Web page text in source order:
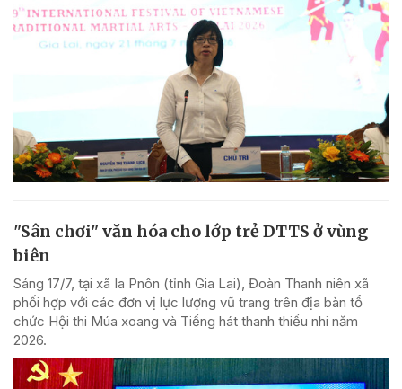
"Sân chơi" văn hóa cho lớp trẻ DTTS ở vùng
biên
Sáng 17/7, tại xã Ia Pnôn (tỉnh Gia Lai), Đoàn Thanh niên xã
phối hợp với các đơn vị lực lượng vũ trang trên địa bàn tổ
chức Hội thi Múa xoang và Tiếng hát thanh thiếu nhi năm
2026.